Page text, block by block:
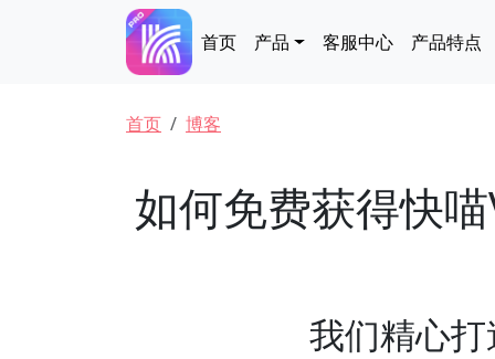
Main navigation
首页 产品 客服中心 产品特点
面包屑
首页 博客
如何免费获得快
我们精心